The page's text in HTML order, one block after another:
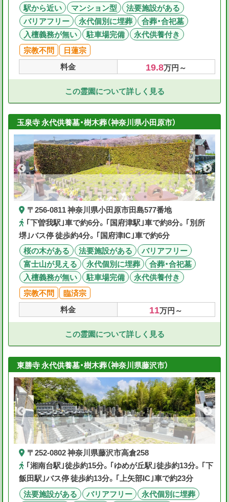
駅から近い
マンション型
法要施設がある
バリアフリー
永代個別に埋葬
合葬・合祀墓
入檀義務が無い
駐車場完備
永代供養付き
宗教不問
日蓮宗
料金
19.8万円～
この霊園について詳しく見る
玉泉寺 永代供養墓・樹木葬（神奈川県小田原市）
〒256-0811 神奈川県小田原市田島577番地
｢下曽我駅｣車で約6分。｢国府津駅｣車で約8分。｢別所
堺｣バス停 徒歩約4分。｢国府津IC｣車で約6分
桜の木がある
法要施設がある
バリアフリー
富士山が見える
永代個別に埋葬
合葬・合祀墓
入檀義務が無い
駐車場完備
永代供養付き
宗教不問
臨済宗
料金
11万円～
この霊園について詳しく見る
東勝寺 永代供養墓・樹木葬（神奈川県藤沢市）
〒252-0802 神奈川県藤沢市高倉258
｢湘南台駅｣徒歩約15分。｢ゆめが丘駅｣徒歩約13分。｢下
飯田駅｣バス停 徒歩約13分。｢上矢部IC｣車で約23分
法要施設がある
バリアフリー
永代個別に埋葬